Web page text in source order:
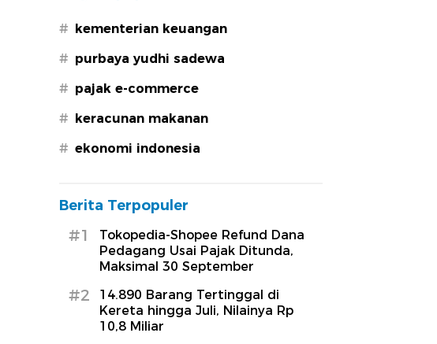
# kementerian keuangan
# purbaya yudhi sadewa
# pajak e-commerce
# keracunan makanan
# ekonomi indonesia
Berita Terpopuler
#1
Tokopedia-Shopee Refund Dana
Pedagang Usai Pajak Ditunda,
Maksimal 30 September
#2
14.890 Barang Tertinggal di
Kereta hingga Juli, Nilainya Rp
10,8 Miliar